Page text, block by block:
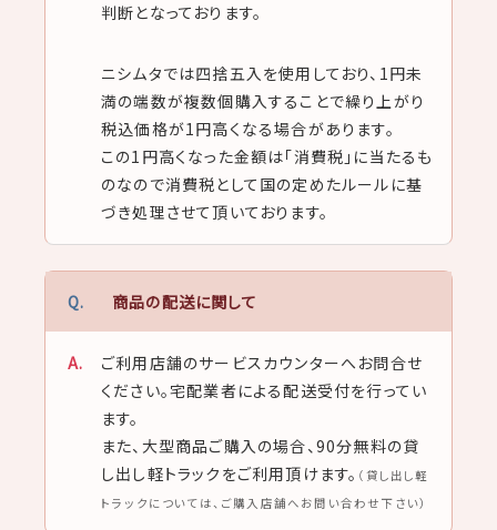
判断となっております。
ニシムタでは四捨五入を使用しており、1円未
満の端数が複数個購入することで繰り上がり
税込価格が1円高くなる場合があります。
この1円高くなった金額は「消費税」に当たるも
のなので消費税として国の定めたルールに基
づき処理させて頂いております。
商品の配送に関して
ご利用店舗のサービスカウンターへお問合せ
ください。宅配業者による配送受付を行ってい
ます。
また、大型商品ご購入の場合、90分無料の貸
し出し軽トラックをご利用頂けます。 （貸し出し軽
トラックについては、ご購入店舗へお問い合わせ下さい）